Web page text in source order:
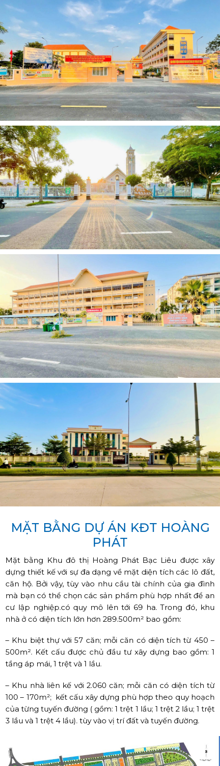
MẶT BẰNG DỰ ÁN KĐT HOÀNG
PHÁT
Mặt bằng Khu đô thị Hoàng Phát Bạc Liêu được xây
dựng thiết kế với sự đa dạng về mặt diện tích các lô đất,
căn hộ. Bởi vậy, tùy vào nhu cầu tài chính của gia đình
mà bạn có thể chọn các sản phẩm phù hợp nhất để an
cư lập nghiệp.có quy mô lên tới 69 ha. Trong đó, khu
nhà ở có diện tích lớn hơn 289.500m² bao gồm:
– Khu biệt thự với 57 căn; mỗi căn có diện tích từ 450 –
500m². Kết cấu được chủ đầu tư xây dựng bao gồm: 1
tầng áp mái, 1 trệt và 1 lầu.
– Khu nhà liên kế với 2.060 căn; mỗi căn có diện tích từ
100 – 170m²; kết cấu xây dựng phù hợp theo quy hoạch
của từng tuyến đường ( gồm: 1 trệt 1 lầu; 1 trệt 2 lầu; 1 trệt
3 lầu và 1 trệt 4 lầu). tùy vào vị trí đất và tuyến đường.